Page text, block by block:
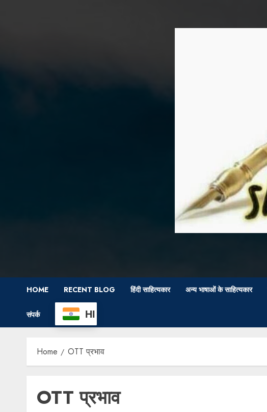
HOME RECENT BLOG हिंदी साहित्यकार अन्य भाषाओं के साहित्यकार
संपर्क HI
Home ​OTT प्रभाव
​OTT प्रभाव